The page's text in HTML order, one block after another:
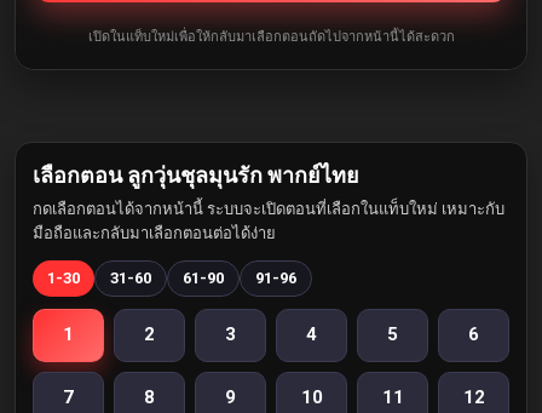
เปิดในแท็บใหม่เพื่อให้กลับมาเลือกตอนถัดไปจากหน้านี้ได้สะดวก
เลือกตอน ลูกวุ่นชุลมุนรัก พากย์ไทย
กดเลือกตอนได้จากหน้านี้ ระบบจะเปิดตอนที่เลือกในแท็บใหม่ เหมาะกับ
มือถือและกลับมาเลือกตอนต่อได้ง่าย
1-30 31-60 61-90 91-96
1 2 3 4 5 6
7 8 9 10 11 12